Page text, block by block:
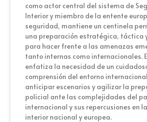
como actor central del sistema de
Interior y miembro de la entente
seguridad, mantiene un centinela
una preparación estratégica, táctica
para hacer frente a las amenazas
tanto internas como internacionales.
enfatiza la necesidad de un
comprensión del entorno
anticipar escenarios y agilizar la
policial ante las complejidades del
internacional y sus repercusiones en
interior nacional y europea.